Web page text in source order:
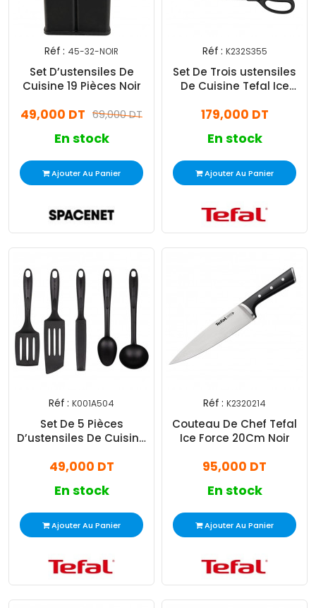
Réf : 45-32-NOIR
Set D’ustensiles De
Cuisine 19 Pièces Noir
69,000 DT
49,000 DT
En stock
Ajouter Au Panier
Réf : K232S355
Set De Trois ustensiles
De Cuisine Tefal Ice
179,000 DT
En stock
Ajouter Au Panier
Réf : K001A504
Set De 5 Pièces
D’ustensiles De Cuisine
49,000 DT
En stock
Ajouter Au Panier
Réf : K2320214
Couteau De Chef Tefal
Ice Force 20Cm Noir
95,000 DT
En stock
Ajouter Au Panier